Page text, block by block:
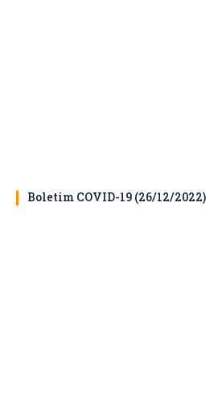
Boletim COVID-19 (26/12/2022)